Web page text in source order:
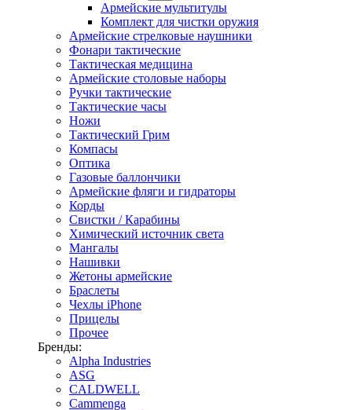
Армейские мультитулы
Комплект для чистки оружия
Армейские стрелковые наушники
Фонари тактические
Тактическая медицина
Армейские столовые наборы
Ручки тактические
Тактические часы
Ножи
Тактический Грим
Компасы
Оптика
Газовые баллончики
Армейские фляги и гидраторы
Корды
Свистки / Карабины
Химический источник света
Мангалы
Нашивки
Жетоны армейские
Браслеты
Чехлы iPhone
Прицелы
Прочее
Бренды:
Alpha Industries
ASG
CALDWELL
Cammenga